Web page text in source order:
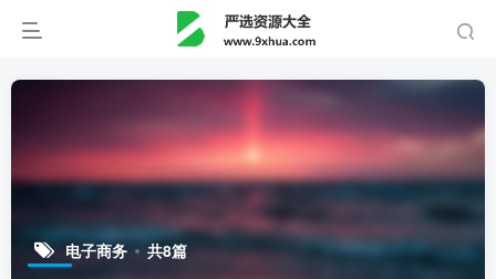
电子商务 共8篇